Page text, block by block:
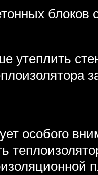
блоков
утеплить
особого